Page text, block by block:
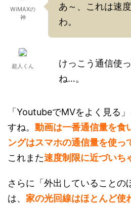
WiMAXの
神
あ～、これは速
わ。
超人くん
けっこう通信使
ね…。
「YoutubeでMVをよく見る
すね。 動画は一番通信量を食
ングはスマホの通信量を使っ
これまた速度制限に近づいち
さらに「外出していることの
は、 家の光回線はほとんど使